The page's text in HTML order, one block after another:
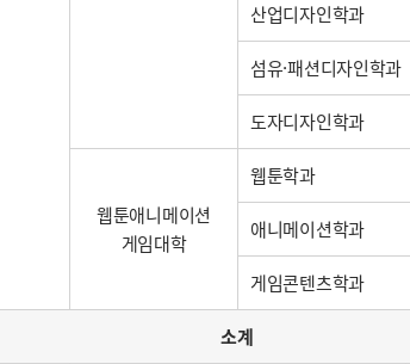
산업디자인학과
섬유·패션디자인학과
도자디자인학과
웹툰애니메이션
게임대학
웹툰학과
애니메이션학과
게임콘텐츠학과
소계